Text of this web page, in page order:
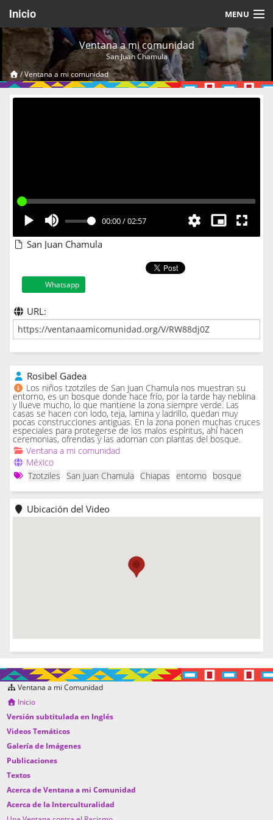
Inicio MENU
Acerca de
Videos Temáticos
Cerrar Sesión
Ventana a mi comunidad
San Juan Chamula
/Ventana a mi comunidad
00:00/02:57
San Juan Chamula
Whatsapp
URL:
Rosibel Gadea
Los niños tzotziles de San Juan Chamula nos muestran su
entorno, es un bosque donde hace frío, por la tarde hay neblina
y llueve mucho, lo que mantiene la zona siempre verde. Las
casas se hacen con lodo, teja, lamina y ladrillo, quedan muy
pocas construcciones antiguas. En la zona ponen muchas cruces
especiales para protegerse de los malos espíritus, ahí hacen
ceremonias, ofrendas y las adornan con plantas del bosque.
Ventana a mi comunidad
México
Tzotziles
San Juan Chamula Chiapas entorno bosque
Ubicación del Video
Ventana a mi Comunidad
Inicio
Versión subtitulada en Inglés
Videos Temáticos
Galería de Imágenes
Publicaciones
Textos
Acerca de Ventana a mi Comunidad
Acerca de la Interculturalidad